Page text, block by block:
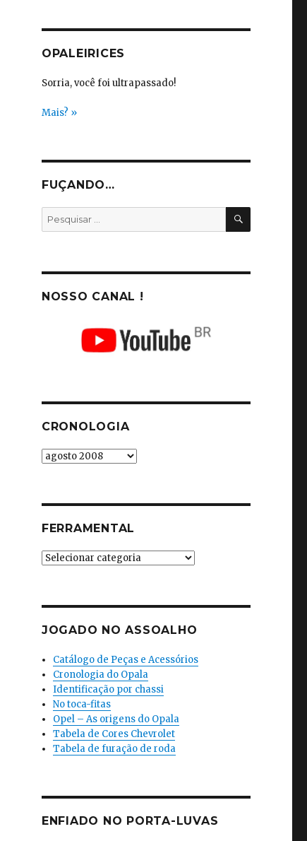
OPALEIRICES
Sorria, você foi ultrapassado!
Mais? »
FUÇANDO…
Pesquisar
por:
NOSSO CANAL !
CRONOLOGIA
Cronologia
FERRAMENTAL
Ferramental
JOGADO NO ASSOALHO
Catálogo de Peças e Acessórios
Cronologia do Opala
Identificação por chassi
No toca-fitas
Opel – As origens do Opala
Tabela de Cores Chevrolet
Tabela de furação de roda
ENFIADO NO PORTA-LUVAS